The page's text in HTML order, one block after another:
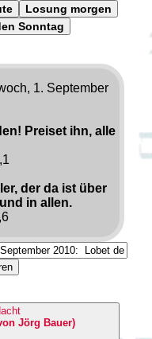
Losung morgen
Sonntag
1. September
Preiset ihn, alle
der da ist über
in allen.
Jörg Bauer)